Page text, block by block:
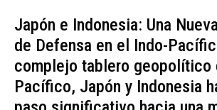
Japón e Indonesia: Una
de Defensa en el Indo-
complejo tablero geopolítico
Pacífico, Japón y Indonesia